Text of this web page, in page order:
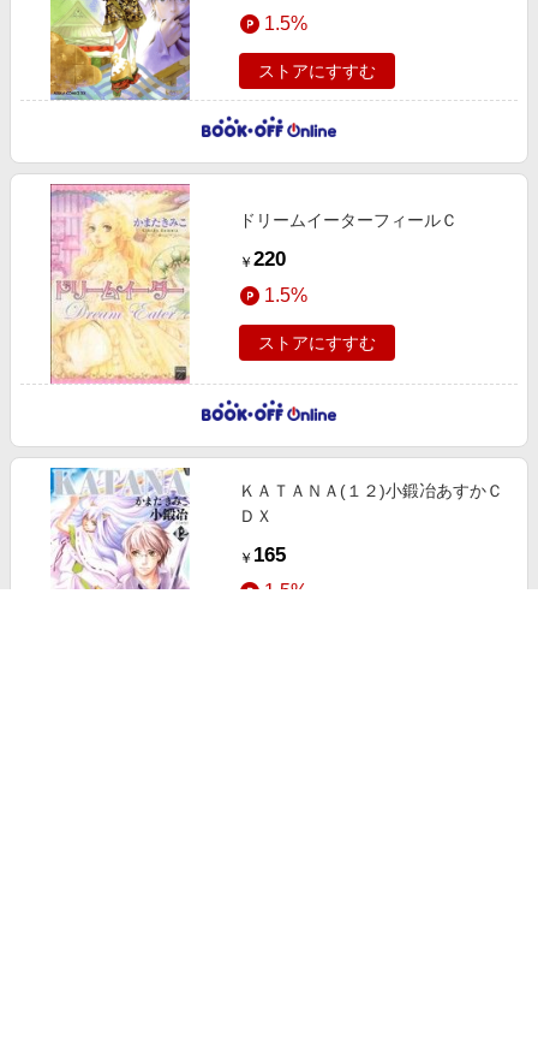
1.5%
ストアにすすむ
ドリームイーターフィールＣ
￥ 220
1.5%
ストアにすすむ
ＫＡＴＡＮＡ(１２)小鍛冶あすかＣ
ＤＸ
￥ 165
1.5%